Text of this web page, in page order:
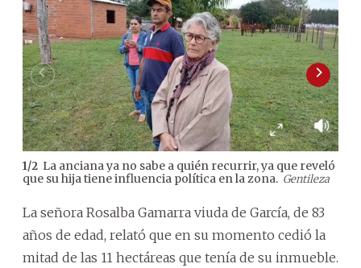
1/2 La anciana ya no sabe a quién recurrir, ya que reveló
que su hija tiene influencia política en la zona. Gentileza
La señora Rosalba Gamarra viuda de García, de 83
años de edad, relató que en su momento cedió la
mitad de las 11 hectáreas que tenía de su inmueble.